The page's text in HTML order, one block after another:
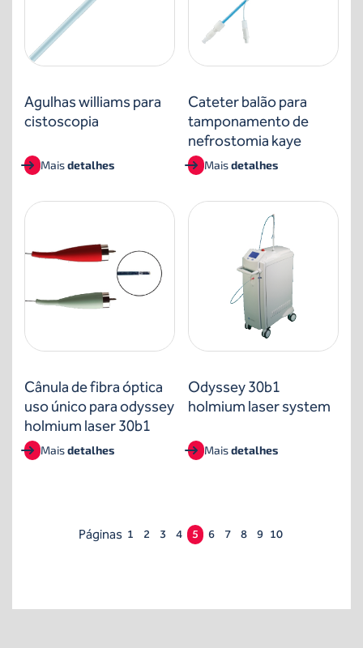
Agulhas williams para
cistoscopia
Maisdetalhes
Cateter balão para
tamponamento de
nefrostomia kaye
Maisdetalhes
Cânula de fibra óptica
uso único para odyssey
holmium laser 30b1
Maisdetalhes
Odyssey 30b1
holmium laser system
Maisdetalhes
Páginas 1 2 3 4 5 6 7 8 9 10